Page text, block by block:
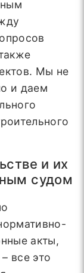
Мы не
и даем
и их
судом
акты,
все это